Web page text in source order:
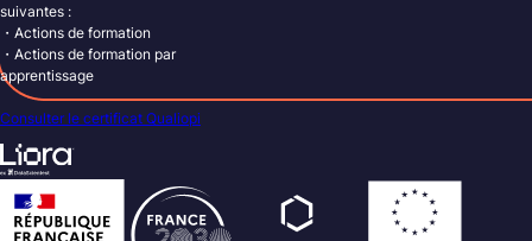
suivantes :
・Actions de formation
・Actions de formation par
apprentissage
Consulter le certificat Qualiopi